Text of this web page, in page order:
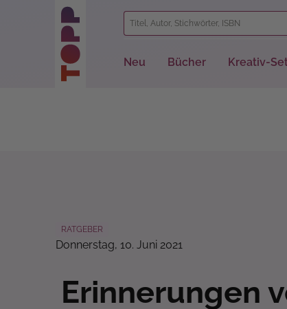
Zur Hauptnavigation springen
Neu Bücher Kreativ-
RATGEBER
Donnerstag, 10. Juni 2021
Erinnerungen